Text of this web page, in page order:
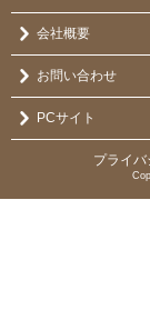
会社概要
お問い合わせ
PCサイト
プライ